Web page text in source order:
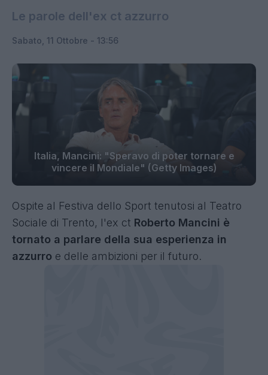
Le parole dell'ex ct azzurro
Sabato, 11 Ottobre - 13:56
Italia, Mancini: "Speravo di poter tornare e
vincere il Mondiale" (Getty Images)
Ospite al Festiva dello Sport tenutosi al Teatro
Sociale di Trento, l'ex ct Roberto Mancini è
tornato a parlare della sua esperienza in
azzurro e delle ambizioni per il futuro.